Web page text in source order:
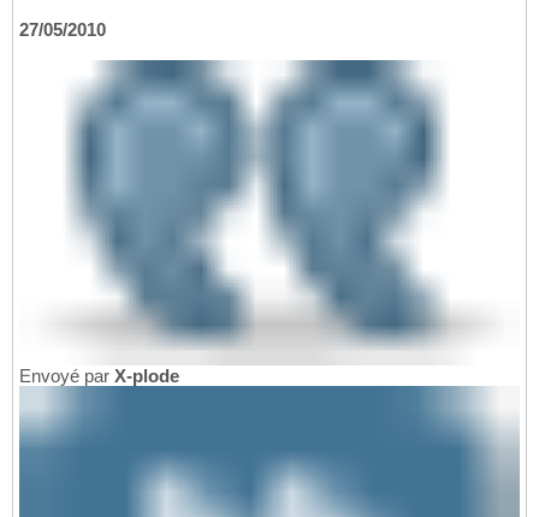
27/05/2010
Envoyé par X-plode